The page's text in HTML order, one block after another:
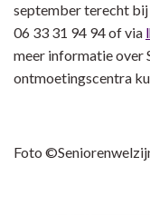
september terecht bij
06 33 31 94 94 of via
meer informatie over
ontmoetingscentra
Foto